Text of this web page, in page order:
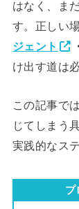
はなく、ま
す。正しい
ジェント
・
け出す道は
この記事で
じてしまう
実践的なス
プ